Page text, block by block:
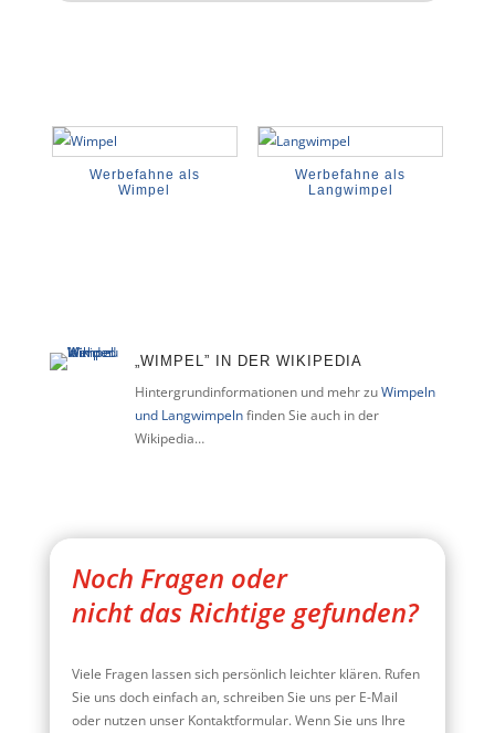
Werbefahne als
Wimpel
Werbefahne als
Langwimpel
„WIMPEL” IN DER WIKIPEDIA
Hintergrundinformationen und mehr zuWimpeln
und Langwimpelnfinden Sie auch in der
Wikipedia…
Noch Fragen oder
nicht das Richtige gefunden?
Viele Fragen lassen sich persönlich leichter klären. Rufen
Sie uns doch einfach an, schreiben Sie uns per E-Mail
oder nutzen unser Kontaktformular. Wenn Sie uns Ihre